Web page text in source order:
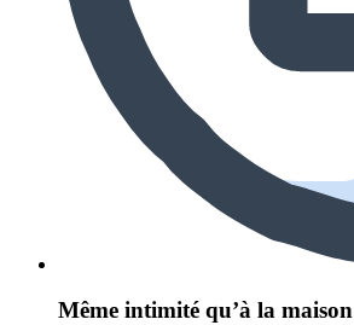
Même intimité qu’à la maison